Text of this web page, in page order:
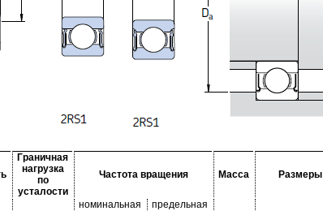
Граничная
нагрузка
по
усталости
Частота вращения Масса Размеры
номинальная
предельная